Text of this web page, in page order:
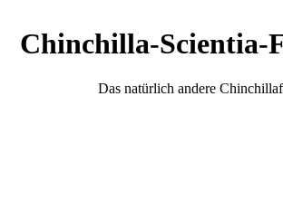
Chinchilla-Scientia-
Das natürlich andere